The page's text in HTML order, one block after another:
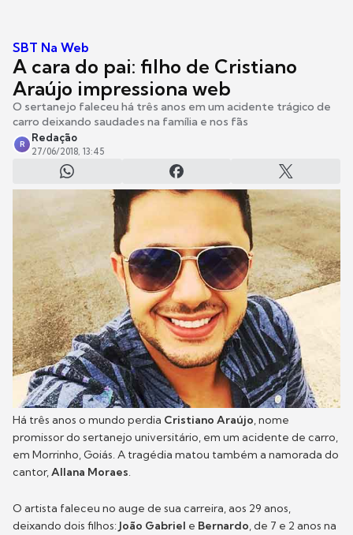
SBT Na Web
A cara do pai: filho de Cristiano
Araújo impressiona web
O sertanejo faleceu há três anos em um acidente trágico de
carro deixando saudades na família e nos fãs
R
Redação
27/06/2018, 13:45
Há três anos o mundo perdia Cristiano Araújo, nome
promissor do sertanejo universitário, em um acidente de carro,
em Morrinho, Goiás. A tragédia matou também a namorada do
cantor,Allana Moraes.
O artista faleceu no auge de sua carreira, aos 29 anos,
deixando dois filhos: João Gabriel e Bernardo, de 7 e 2 anos na